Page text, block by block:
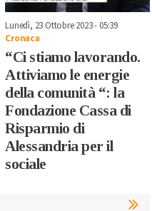
Lunedì, 23 Ottobre 2023 - 05:39
Cronaca
“Ci stiamo lavorando.
Attiviamo le energie
della comunità “: la
Fondazione Cassa di
Risparmio di
Alessandria per il
sociale